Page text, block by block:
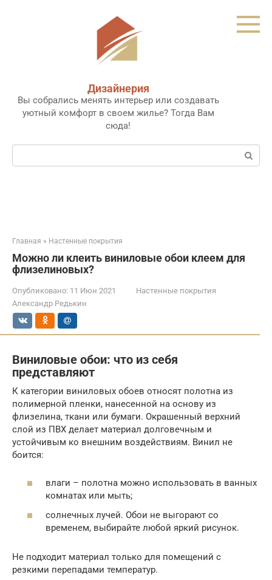
Дизайнерия
Вы собрались менять интерьер или создавать
уютный комфорт в своем жилье? Тогда Вам
сюда!
Поиск:
Главная » Настенные покрытия
Можно ли клеить виниловые обои клеем для
флизелиновых?
Опубликовано: 11 Июн 2021
Настенные покрытия
Александр Редькин
Виниловые обои: что из себя
представляют
К категории виниловых обоев относят полотна из
полимерной пленки, нанесенной на основу из
флизелина, ткани или бумаги. Окрашенный верхний
слой из ПВХ делает материал долговечным и
устойчивым ко внешним воздействиям. Винил не
боится:
влаги – полотна можно использовать в ванных
комнатах или мыть;
солнечных лучей. Обои не выгорают со
временем, выбирайте любой яркий рисунок.
Не подходит материал только для помещений с
резкими перепадами температур.